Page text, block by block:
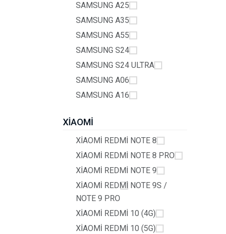
SAMSUNG A25
SAMSUNG A35
SAMSUNG A55
SAMSUNG S24
SAMSUNG S24 ULTRA
SAMSUNG A06
SAMSUNG A16
XİAOMİ
XİAOMİ REDMİ NOTE 8
XİAOMİ REDMİ NOTE 8 PRO
XİAOMİ REDMİ NOTE 9
XİAOMİ REDMİ NOTE 9S /
NOTE 9 PRO
XİAOMİ REDMİ 10 (4G)
XİAOMİ REDMİ 10 (5G)